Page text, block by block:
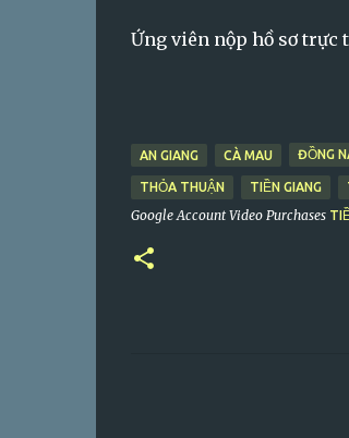
Ứng viên nộp hồ sơ trực
AN GIANG CÀ MAU ĐỒNG
THỎA THUẬN TIỀN GIANG
Google Account Video Purchases